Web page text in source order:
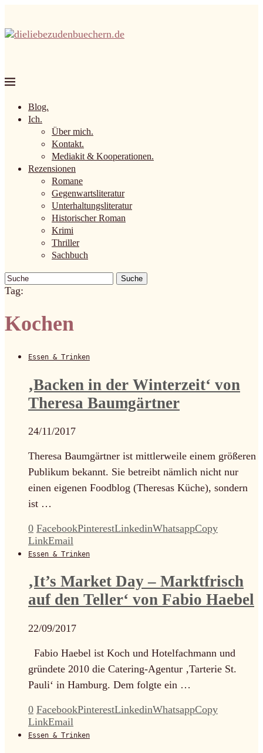
Blog.
Ich.
Über mich.
Kontakt.
Mediakit & Kooperationen.
Rezensionen
Romane
Gegenwartsliteratur
Unterhaltungsliteratur
Historischer Roman
Krimi
Thriller
Sachbuch
Suche
Tag:
Kochen
Essen & Trinken
‚Backen in der Winterzeit‘ von
Theresa Baumgärtner
24/11/2017
Theresa Baumgärtner ist mittlerweile einem größeren
Publikum bekannt. Sie betreibt nämlich nicht nur
einen eigenen Foodblog (Theresas Küche), sondern
ist …
0 FacebookPinterestLinkedinWhatsappCopy
LinkEmail
Essen & Trinken
‚It’s Market Day – Marktfrisch
auf den Teller‘ von Fabio Haebel
22/09/2017
Fabio Haebel ist Koch und Hotelfachmann und
gründete 2010 die Catering-Agentur ‚Tarterie St.
Pauli‘ in Hamburg. Dem folgte ein …
0 FacebookPinterestLinkedinWhatsappCopy
LinkEmail
Essen & Trinken